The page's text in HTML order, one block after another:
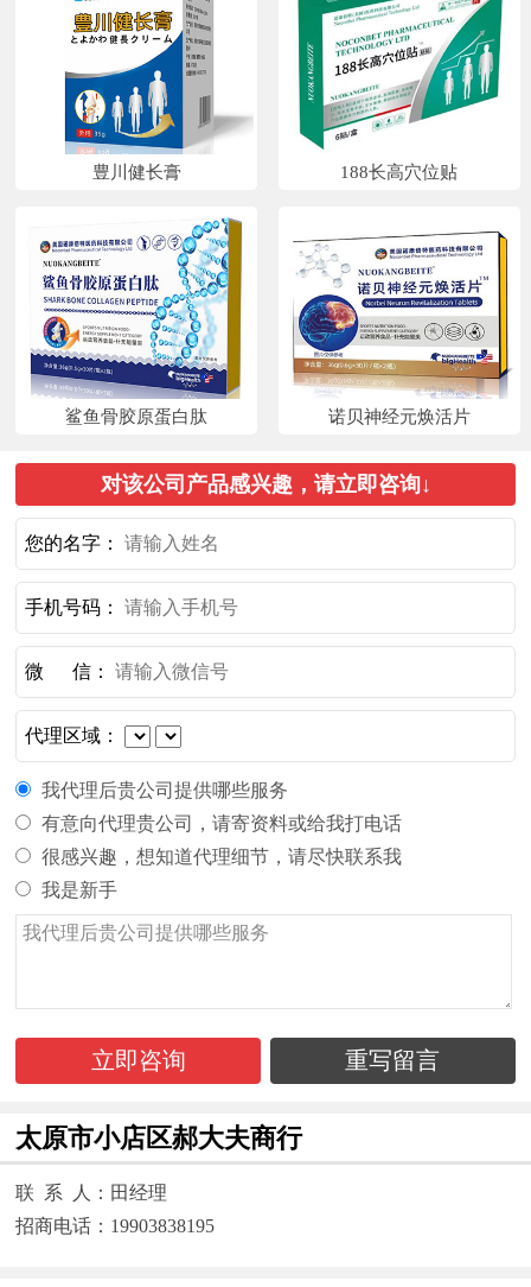
豊川健长膏 188长高穴位贴
鲨鱼骨胶原蛋白肽 诺贝神经元焕活片
对该公司产品感兴趣，请立即咨询↓
您的名字：
手机号码：
微 信：
代理区域：
我代理后贵公司提供哪些服务
有意向代理贵公司，请寄资料或给我打电话
很感兴趣，想知道代理细节，请尽快联系我
我是新手
立即咨询 重写留言
太原市小店区郝大夫商行
联 系 人：田经理
招商电话：19903838195